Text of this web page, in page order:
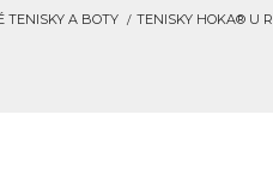
TENISKY A BOTY TENISKY HOKA® U